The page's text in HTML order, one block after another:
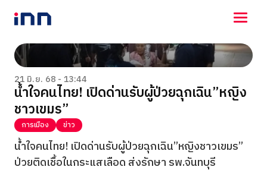
NEWS
ENTERTAINMENT
LIFESTYLE
HOROSCOPE
LOTTERY
VIDEO
ร่วมด้วยช่วยกัน
21 มิ.ย. 68 - 13:44
น้ำใจคนไทย! เปิดด่านรับผู้ป่วยฉุกเฉิน”หญิง
ชาวเขมร”
การเมือง ข่าว
น้ำใจคนไทย! เปิดด่านรับผู้ป่วยฉุกเฉิน”หญิงชาวเขมร”
ป่วยติดเชื้อในกระแสเลือด ส่งรักษา รพ.จันทบุรี